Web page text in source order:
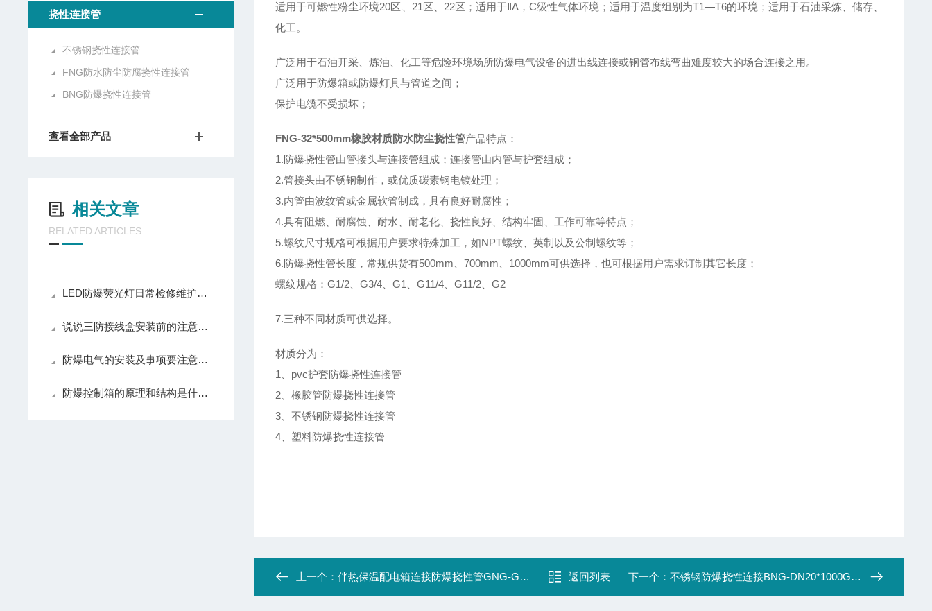
挠性连接管
不锈钢挠性连接管
FNG防水防尘防腐挠性连接管
BNG防爆挠性连接管
查看全部产品
相关文章
RELATED ARTICLES
LED防爆荧光灯日常检修维护有什么注意事项
说说三防接线盒安装前的注意事项
防爆电气的安装及事项要注意哪些？
防爆控制箱的原理和结构是什么？
适用于可燃性粉尘环境20区、21区、22区；适用于ⅡA，C级性气体环境；适用于温度组别为T1―T6的环境；适用于石油采炼、储存、
化工。
广泛用于石油开采、炼油、化工等危险环境场所防爆电气设备的进出线连接或钢管布线弯曲难度较大的场合连接之用。
广泛用于防爆箱或防爆灯具与管道之间；
保护电缆不受损坏；
FNG-32*500mm橡胶材质防水防尘挠性管产品特点：
1.防爆挠性管由管接头与连接管组成；连接管由内管与护套组成；
2.管接头由不锈钢制作，或优质碳素钢电镀处理；
3.内管由波纹管或金属软管制成，具有良好耐腐性；
4.具有阻燃、耐腐蚀、耐水、耐老化、挠性良好、结构牢固、工作可靠等特点；
5.螺纹尺寸规格可根据用户要求特殊加工，如NPT螺纹、英制以及公制螺纹等；
6.防爆挠性管长度，常规供货有500mm、700mm、1000mm可供选择，也可根据用户需求订制其它长度；
螺纹规格：G1/2、G3/4、G1、G11/4、G11/2、G2
7.三种不同材质可供选择。
材质分为：
1、pvc护套防爆挠性连接管
2、橡胶管防爆挠性连接管
3、不锈钢防爆挠性连接管
4、塑料防爆挠性连接管
上一个：伴热保温配电箱连接防爆挠性管GNG-G3/4B 返回列表 下一个： 不锈钢防爆挠性连接BNG-DN20*1000G3/4两外